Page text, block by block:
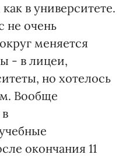
в университете.
не очень
меняется
- в лицеи,
но хотелось
Вообще
окончания 11